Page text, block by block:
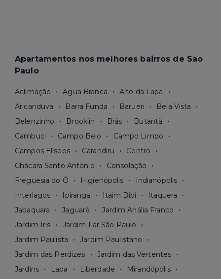
Apartamentos nos melhores bairros de São
Paulo
Aclimação Agua Branca
Alto da Lapa
Aricanduva
Barra Funda Barueri
Bela Vista
Belenzinho
Brooklin Brás
Butantã
Cambuci
Campo Belo
Campo Limpo
Campos Elíseos
Carandiru
Centro
Chácara Santo Antônio
Consolação
Freguesia do Ó
Higienópolis
Indianópolis
Interlagos
Ipiranga Itaim Bibi
Itaquera
Jabaquara
Jaguaré
Jardim Anália Franco
Jardim Iris
Jardim Lar São Paulo
Jardim Paulista
Jardim Paulistano
Jardim das Perdizes
Jardim das Vertentes
Jardins
Lapa Liberdade
Mirandópolis